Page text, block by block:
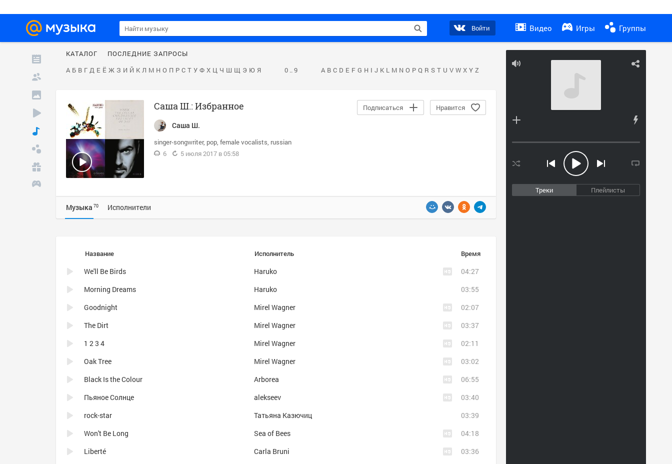
Войти Видео Игры Группы
Треки Плейлисты
КАТАЛОГ
ПОСЛЕДНИЕ ЗАПРОСЫ
А Б В Г Д Е Ё Ж З И Й К Л М Н О П Р С Т У Ф Х Ц Ч Ш Щ Э Ю Я 0 .. 9 A B C D E F G H I J K L M N O P Q R S T U V W X Y Z
Подписаться Нравится
Саша Ш.: Избранное
Саша Ш.
singer-songwriter pop female vocalists russian
6
5 июля 2017 в 05:58
Музыка 70 Исполнители
Название Исполнитель Время
We'll Be Birds Haruko
04:27
Morning Dreams
Haruko
03:55
Goodnight
Mirel Wagner
02:07
The Dirt
Mirel Wagner
03:37
1 2 3 4
Mirel Wagner
02:11
Oak Tree
Mirel Wagner
03:02
Black Is the Colour
Arborea
06:55
Пьяное Солнце
alekseev
03:40
rock-star
Татьяна Казючиц
03:39
Won't Be Long
Sea of Bees
04:18
Liberté
Carla Bruni
03:36